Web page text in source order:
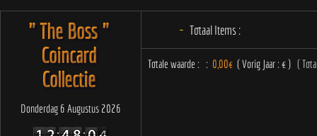
" The Boss "
Coincard
Collectie
Donderdag 6 Augustus 2026
- Totaal Items :